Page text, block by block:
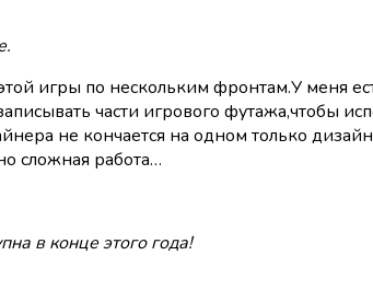
игры по нескольким фронтам.У
части игрового футажа,чтобы
не кончается на одном только
сложная работа…
в конце этого года!